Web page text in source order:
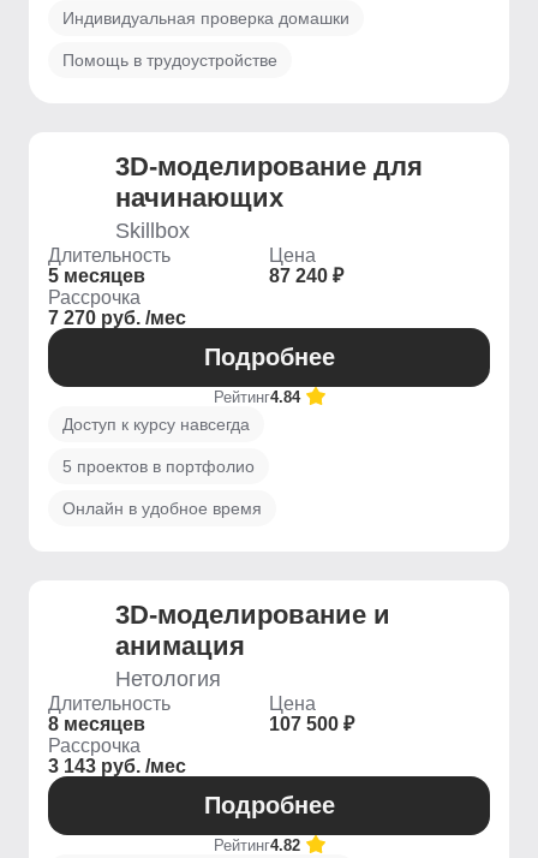
Индивидуальная проверка домашки
Помощь в трудоустройстве
3D-моделирование для
начинающих
Skillbox
Длительность
5 месяцев
Цена
87 240 ₽
Рассрочка
7 270 руб. /мес
Подробнее
Рейтинг4.84
Доступ к курсу навсегда
5 проектов в портфолио
Онлайн в удобное время
3D-моделирование и
анимация
Нетология
Длительность
8 месяцев
Цена
107 500 ₽
Рассрочка
3 143 руб. /мес
Подробнее
Рейтинг4.82